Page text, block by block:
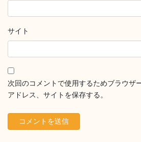
サイト
次回のコメントで使用するためブラウザ
アドレス、サイトを保存する。